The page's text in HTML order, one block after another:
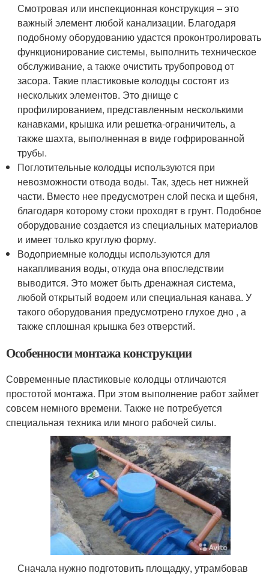
Смотровая или инспекционная конструкция – это
важный элемент любой канализации. Благодаря
подобному оборудованию удастся проконтролировать
функционирование системы, выполнить техническое
обслуживание, а также очистить трубопровод от
засора. Такие пластиковые колодцы состоят из
нескольких элементов. Это днище с
профилированием, представленным несколькими
канавками, крышка или решетка-ограничитель, а
также шахта, выполненная в виде гофрированной
трубы.
Поглотительные колодцы используются при
невозможности отвода воды. Так, здесь нет нижней
части. Вместо нее предусмотрен слой песка и щебня,
благодаря которому стоки проходят в грунт. Подобное
оборудование создается из специальных материалов
и имеет только круглую форму.
Водоприемные колодцы используются для
накапливания воды, откуда она впоследствии
выводится. Это может быть дренажная система,
любой открытый водоем или специальная канава. У
такого оборудования предусмотрено глухое дно , а
также сплошная крышка без отверстий.
Особенности монтажа конструкции
Современные пластиковые колодцы отличаются
простотой монтажа. При этом выполнение работ займет
совсем немного времени. Также не потребуется
специальная техника или много рабочей силы.
Сначала нужно подготовить площадку, утрамбовав